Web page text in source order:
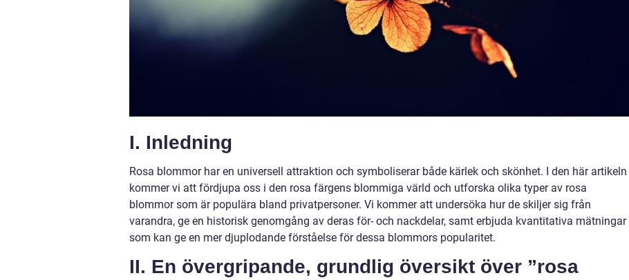
I. Inledning
Rosa blommor har en universell attraktion och symboliserar både kärlek och skönhet. I den här artikeln
kommer vi att fördjupa oss i den rosa färgens blommiga värld och utforska olika typer av rosa
blommor som är populära bland privatpersoner. Vi kommer att undersöka hur de skiljer sig från
varandra, ge en historisk genomgång av deras för- och nackdelar, samt erbjuda kvantitativa mätningar
som kan ge en mer djuplodande förståelse för dessa blommors popularitet.
II. En övergripande, grundlig översikt över ”rosa